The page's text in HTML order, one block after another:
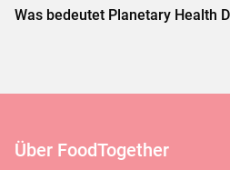
Was bedeutet Planetary Health
Über FoodTogether